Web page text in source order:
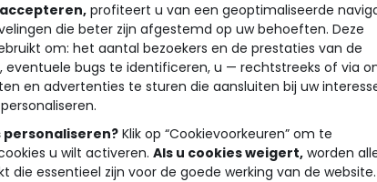
profiteert u van een geoptimaliseerde
die beter zijn afgestemd op uw behoeften. Deze
om: het aantal bezoekers en de prestaties van de
bugs te identificeren, u — rechtstreeks of via
en advertenties te sturen die aansluiten bij uw
personaliseren? Klik op “Cookievoorkeuren” om te
u wilt activeren. Als u cookies weigert, worden
die essentieel zijn voor de goede werking van de website.